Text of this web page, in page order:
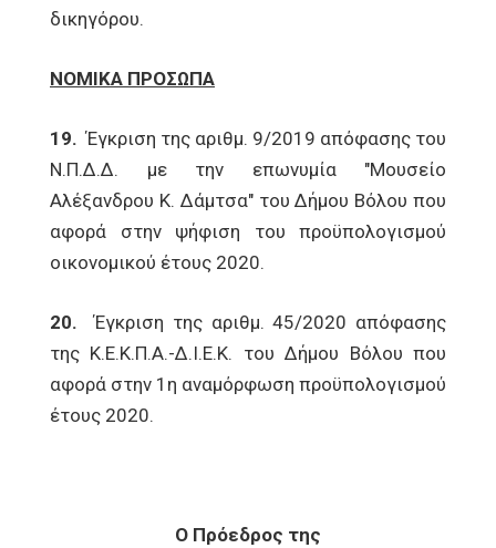
δικηγόρου.
ΝΟΜΙΚΑ ΠΡΟΣΩΠΑ
19. Έγκριση της αριθμ. 9/2019 απόφασης του
Ν.Π.Δ.Δ. με την επωνυμία "Μουσείο
Αλέξανδρου Κ. Δάμτσα" του Δήμου Βόλου που
αφορά στην ψήφιση του προϋπολογισμού
οικονομικού έτους 2020.
20.
Έγκριση της αριθμ. 45/2020 απόφασης
της Κ.Ε.Κ.Π.Α.-Δ.Ι.Ε.Κ. του Δήμου Βόλου που
αφορά στην 1η αναμόρφωση προϋπολογισμού
έτους 2020.
Ο Πρόεδρος της